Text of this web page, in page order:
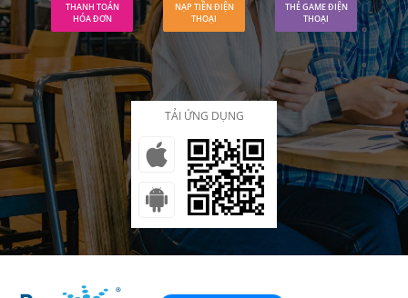
THANH TOÁN
HÓA ĐƠN
NẠP TIỀN ĐIỆN
THOẠI
THẺ GAME ĐIỆN
THOẠI
TẢI ỨNG DỤNG